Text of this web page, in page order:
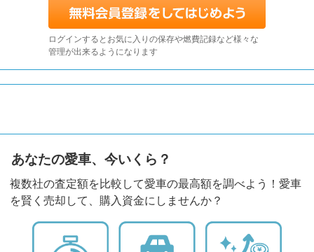
ログインするとお気に入りの保存や燃費記録など様々な
管理が出来るようになります
あなたの愛車、今いくら？
複数社の査定額を比較して愛車の最高額を調べよう！愛車
を賢く売却して、購入資金にしませんか？